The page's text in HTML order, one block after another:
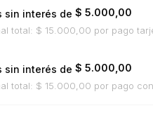
sin interés de $ 5.000,00
total: $ 15.000,00 por pago
sin interés de $ 5.000,00
total: $ 15.000,00 por pago